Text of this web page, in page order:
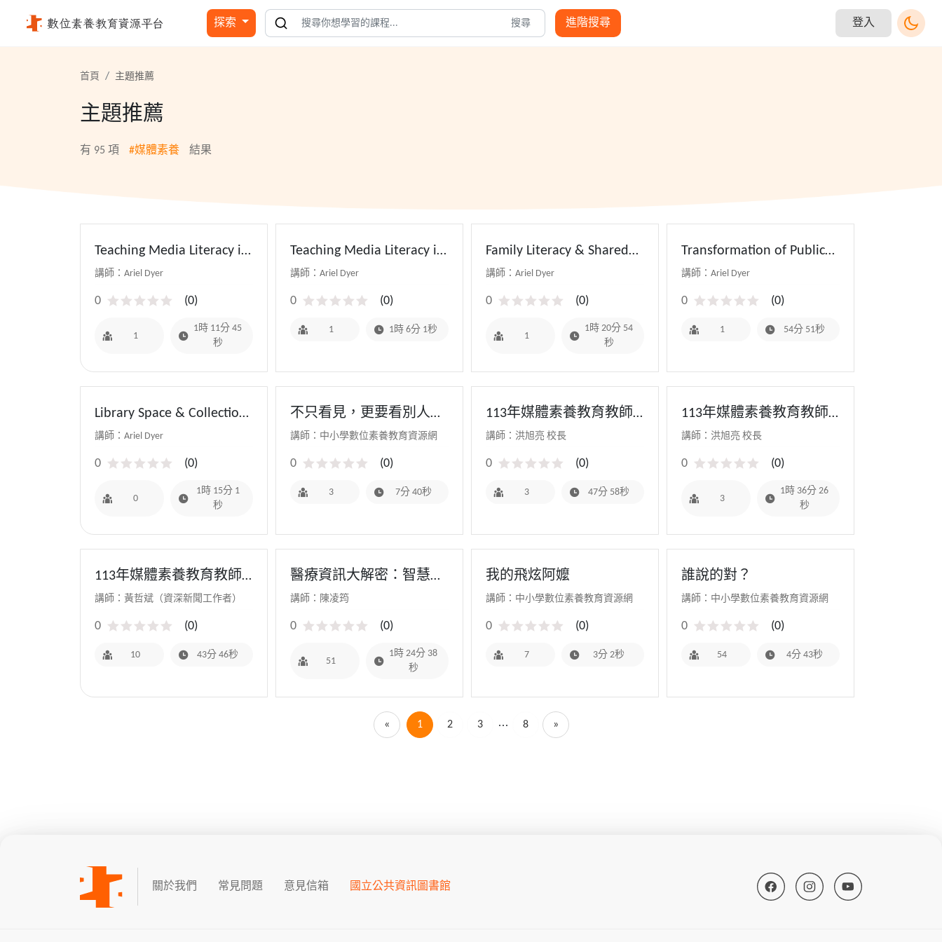
探索
搜尋 進階搜尋 登入
首頁 主題推薦
主題推薦
有 95 項 #媒體素養 結果
Teaching Media Literacy in
the Digital Age(上)
講師：Ariel Dyer
0 (0)
1
1時 11分 45
秒
Teaching Media Literacy in
the Digital Age(下)
講師：Ariel Dyer
0 (0)
1 1時 6分 1秒
Family Literacy & Shared
Reading
講師：Ariel Dyer
0 (0)
1
1時 20分 54
秒
Transformation of Public
Library Reference Services
講師：Ariel Dyer
0 (0)
1 54分 51秒
Library Space & Collection
Planning
講師：Ariel Dyer
0 (0)
0
1時 15分 1
秒
不只看見，更要看別人所
見！
講師：中小學數位素養教育資源網
0 (0)
3 7分 40秒
113年媒體素養教育教師
研習(科技與媒體的創新
影片製作
講師：洪旭亮 校長
0 (0)
3 47分 58秒
113年媒體素養教育教師
研習(數位媒體素養教
講師：洪旭亮 校長
0 (0)
3
1時 36分 26
秒
113年媒體素養教育教師
研習(數位媒體素養教
養
講師：黃哲斌（資深新聞工作者）
0 (0)
10 43分 46秒
醫療資訊大解密：智慧就
醫新體驗
講師：陳凌筠
0 (0)
51
1時 24分 38
秒
我的飛炫阿嬤
講師：中小學數位素養教育資源網
0 (0)
7 3分 2秒
誰說的對？
講師：中小學數位素養教育資源網
0 (0)
54 4分 43秒
« 1 2 3 8 »
關於我們 常見問題 意見信箱 國立公共資訊圖書館